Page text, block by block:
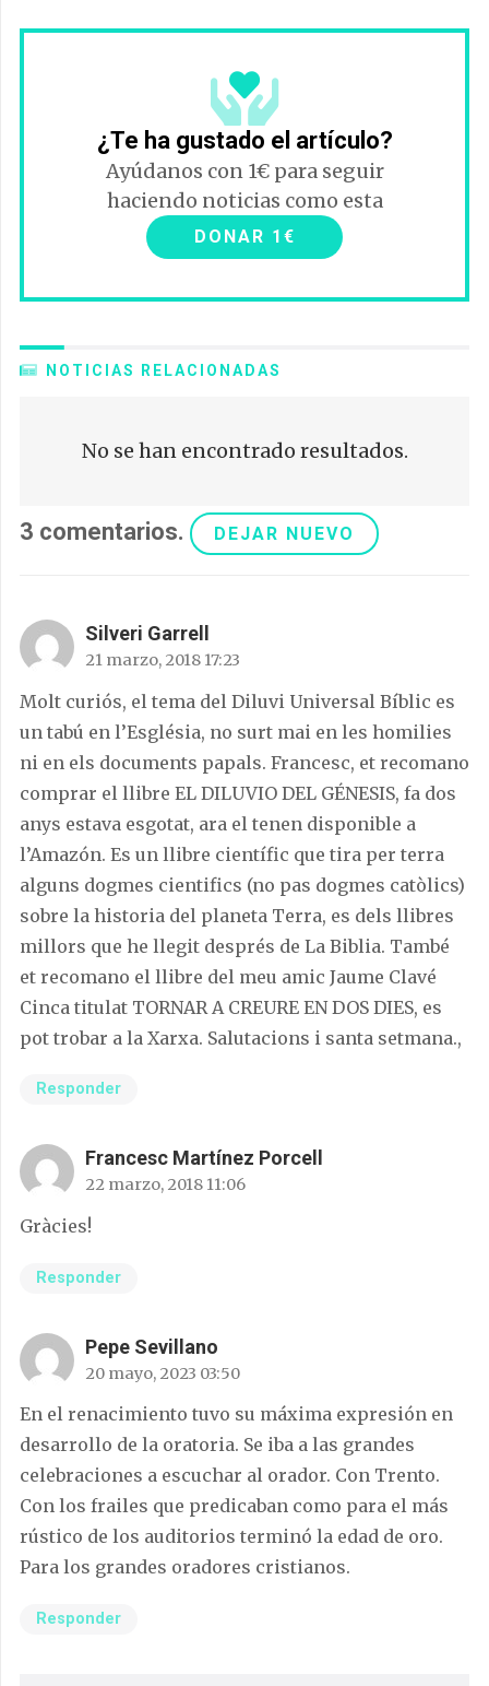
¿Te ha gustado el artículo?
Ayúdanos con 1€ para seguir
haciendo noticias como esta
DONAR 1€
NOTICIAS RELACIONADAS
No se han encontrado resultados.
3 comentarios. DEJAR NUEVO
Silveri Garrell
21 marzo, 2018 17:23
Molt curiós, el tema del Diluvi Universal Bíblic es
un tabú en l’Església, no surt mai en les homilies
ni en els documents papals. Francesc, et recomano
comprar el llibre EL DILUVIO DEL GÉNESIS, fa dos
anys estava esgotat, ara el tenen disponible a
l’Amazón. Es un llibre científic que tira per terra
alguns dogmes cientifics (no pas dogmes catòlics)
sobre la historia del planeta Terra, es dels llibres
millors que he llegit després de La Biblia. També
et recomano el llibre del meu amic Jaume Clavé
Cinca titulat TORNAR A CREURE EN DOS DIES, es
pot trobar a la Xarxa. Salutacions i santa setmana.,
Responder
Francesc Martínez Porcell
22 marzo, 2018 11:06
Gràcies!
Responder
Pepe Sevillano
20 mayo, 2023 03:50
En el renacimiento tuvo su máxima expresión en
desarrollo de la oratoria. Se iba a las grandes
celebraciones a escuchar al orador. Con Trento.
Con los frailes que predicaban como para el más
rústico de los auditorios terminó la edad de oro.
Para los grandes oradores cristianos.
Responder